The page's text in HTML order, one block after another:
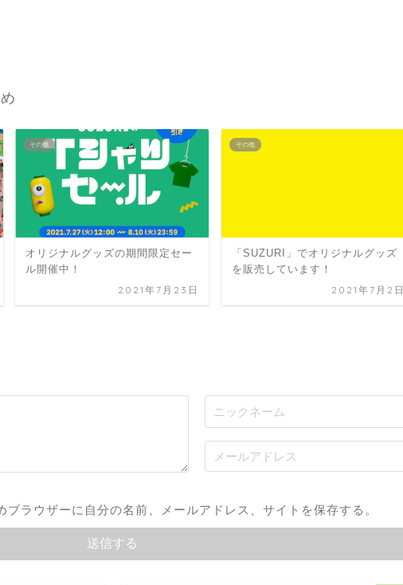
その他
オリジナルグッズの期間限定セー
ル開催中！
2021年7月23日
その他
「SUZURI」でオリジナルグッズ
を販売しています！
2021年7月2日
ラウザーに自分の名前、メールアドレス、サイトを保存する。